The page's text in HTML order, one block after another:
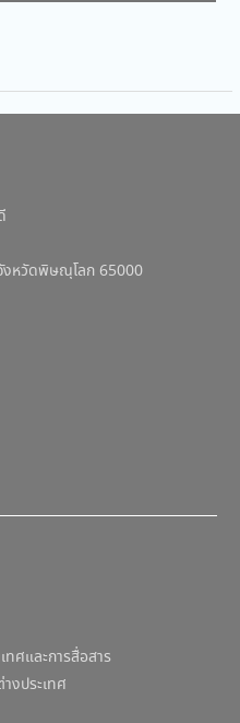
งหวัดพิษณุโลก 65000
ทศและการสื่อสาร
งประเทศ